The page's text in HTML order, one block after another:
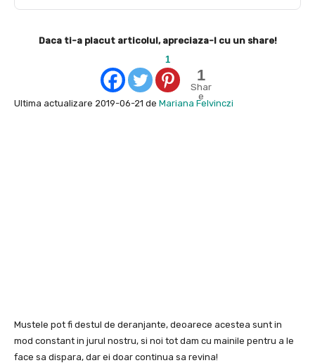
Daca ti-a placut articolul, apreciaza-l cu un share!
1
1
Shar
e
Ultima actualizare 2019-06-21 de Mariana Felvinczi
Mustele pot fi destul de deranjante, deoarece acestea sunt in
mod constant in jurul nostru, si noi tot dam cu mainile pentru a le
face sa dispara, dar ei doar continua sa revina!